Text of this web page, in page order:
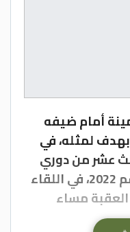
أمام ضيفه
لمثله، في
عشر من دوري
المحترفين لكرة القدم لموسم 2022، في اللقاء
مساء